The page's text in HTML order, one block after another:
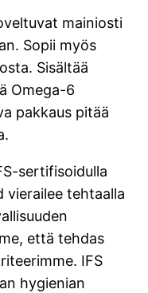
mainiosti
Sopii myös
Sisältää
Omega-6
pakkaus pitää
sertifisoidulla
vierailee tehtaalla
että tehdas
IFS
hygienian